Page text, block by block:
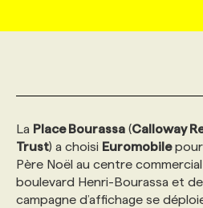
AFFAIRES DE
INITIATIVES
PRIX ET
WEB & MÉDIAS
MARKETING DURABLE
GEO/SEO
INFOLETTRE PUBLICITÉ
ANNONCEZ AVEC NOUS
CONSULTER LA
PROFIL ENTREPRISE
FAQ
VOIR LES OFFRES
PROFIL CANDIDAT
FAQ
ANNONCEZ AVEC NOUS
NOS FORMATIONS EN
NOS PARCOURS DE
FORMATIONS
CHASSE DE TÊTE
SERVICE DE CHASSE DE
NOS TARIFS
La Place Bourassa (Calloway
Trust) a choisi Euromobilepour
Père Noël au centre commercial
boulevard Henri-Bourassa et
campagne d’affichage se